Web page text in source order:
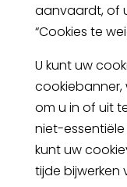
aanvaardt, of
“Cookies te
U kunt uw
cookiebanner,
om u in of uit
niet-
kunt uw
tijde bijwerken